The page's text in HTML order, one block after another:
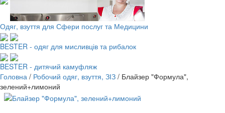
Одяг, взуття для Сфери послуг та Медицини
BESTER - одяг для мисливців та рибалок
BESTER - дитячий камуфляж
Головна / Робочий одяг, взуття, ЗІЗ / Блайзер "Формула",
зелений+лимоний